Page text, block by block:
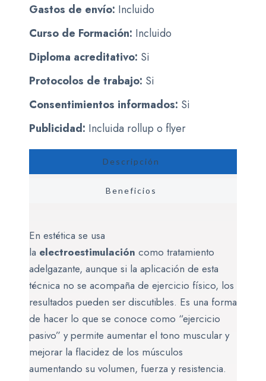
Gastos de envío: Incluido
Curso de Formación: Incluido
Diploma acreditativo: Si
Protocolos de trabajo: Si
Consentimientos informados: Si
Publicidad: Incluida rollup o flyer
Descripción
Beneficios
En estética se usa
la electroestimulación como tratamiento
adelgazante, aunque si la aplicación de esta
técnica no se acompaña de ejercicio físico, los
resultados pueden ser discutibles. Es una forma
de hacer lo que se conoce como “ejercicio
pasivo” y permite aumentar el tono muscular y
mejorar la flacidez de los músculos
aumentando su volumen, fuerza y resistencia.